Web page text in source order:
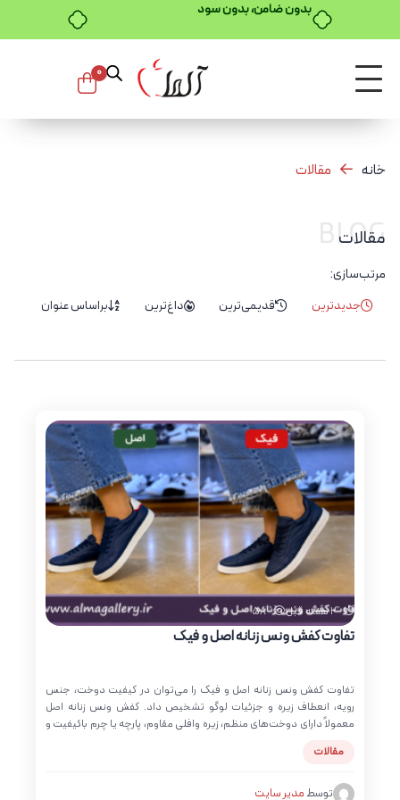
0
خانه مقالات
مقالات
BLOG
مرتب‌سازی:
جدیدترین
قدیمی‌ترین داغ‌ترین براساس عنوان
2 هفته قبل بازدید:
58
تفاوت کفش ونس زنانه اصل و فیک
تفاوت کفش ونس زنانه اصل و فیک را می‌توان در کیفیت دوخت، جنس
رویه، انعطاف زیره و جزئیات لوگو تشخیص داد. کفش ونس زنانه اصل
معمولاً دارای دوخت‌های منظم، زیره وافلی مقاوم، پارچه یا چرم باکیفیت و
اغلب دوخت نامرتب، بوی نامطبوع مواد مصنوعی، زیره خشک و لوگوی
مدل مقابلتان اصل است یا نه، تنها نیستید. با گسترش فروش آنلاین و
مقالات
توسط مدیر سایت